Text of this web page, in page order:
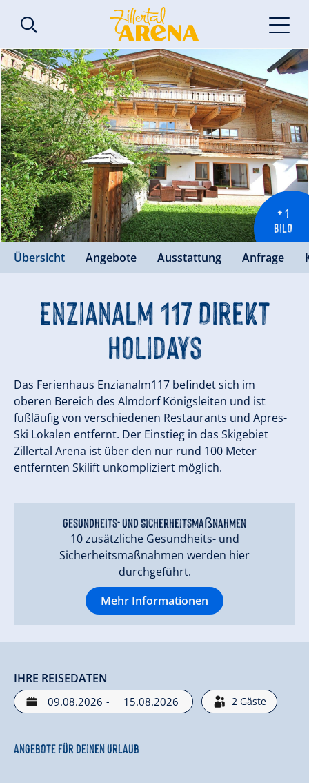
+ 1
BILD
Übersicht Angebote Ausstattung Anfrage
Enzianalm 117 Direkt
Holidays
Das Ferienhaus Enzianalm117 befindet sich im
oberen Bereich des Almdorf Königsleiten und ist
fußläufig von verschiedenen Restaurants und Apres-
Ski Lokalen entfernt. Der Einstieg in das Skigebiet
Zillertal Arena ist über den nur rund 100 Meter
entfernten Skilift unkompliziert möglich.
Gesundheits- und Sicherheitsmaßnahmen
10 zusätzliche Gesundheits- und
Sicherheitsmaßnahmen werden hier
durchgeführt.
Mehr Informationen
IHRE REISEDATEN
- 2 Gäste
Angebote für deinen Urlaub